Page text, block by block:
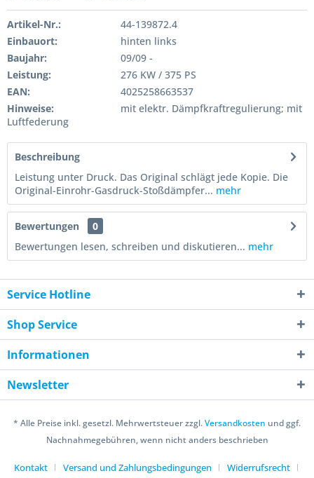
Artikel-Nr.:
44-139872.4
Einbauort:
hinten links
Baujahr:
09/09 -
Leistung:
276 KW / 375 PS
EAN:
4025258663537
Hinweise:
mit elektr. Dämpfkraftregulierung; mit
Luftfederung
Beschreibung
Leistung unter Druck. Das Original schlägt jede Kopie. Die
Original-Einrohr-Gasdruck-Stoßdämpfer... mehr
Bewertungen
0
Bewertungen lesen, schreiben und diskutieren... mehr
Service Hotline
Shop Service
Informationen
Newsletter
* Alle Preise inkl. gesetzl. Mehrwertsteuer zzgl.Versandkosten und ggf.
Nachnahmegebühren, wenn nicht anders beschrieben
Kontakt Versand und Zahlungsbedingungen Widerrufsrecht